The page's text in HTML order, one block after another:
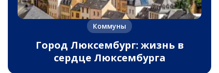
Коммуны
Город Люксембург: жизнь в
сердце Люксембурга